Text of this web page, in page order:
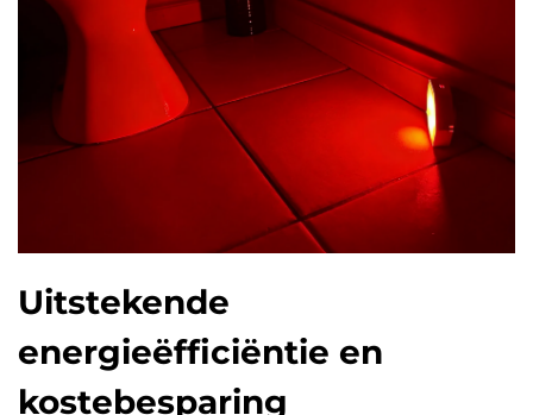
Uitstekende
energieëfficiëntie en
kostebesparing